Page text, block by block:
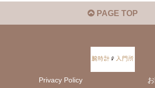
PAGE TOP
Privacy Policy